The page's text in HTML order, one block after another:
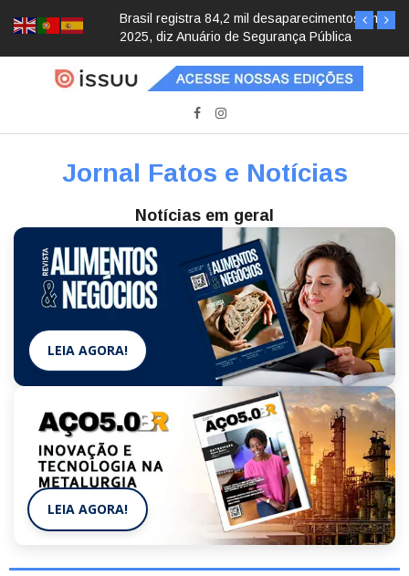
Brasil registra 84,2 mil desaparecimentos em
2025, diz Anuário de Segurança Pública
Jornal Fatos e Notícias
Notícias em geral
LEIA AGORA!
LEIA AGORA!